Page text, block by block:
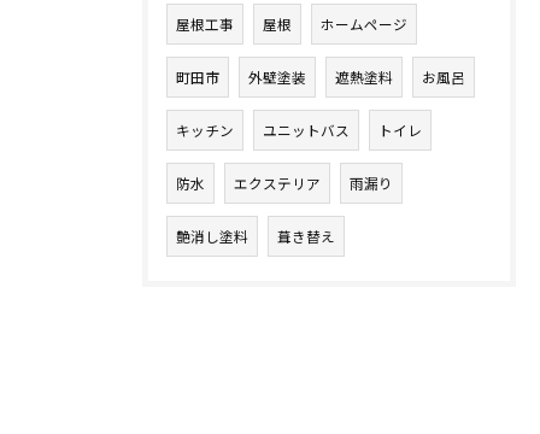
屋根工事 屋根 ホームページ
町田市 外壁塗装 遮熱塗料 お風呂
キッチン ユニットバス トイレ
防水 エクステリア 雨漏り
艶消し塗料 葺き替え